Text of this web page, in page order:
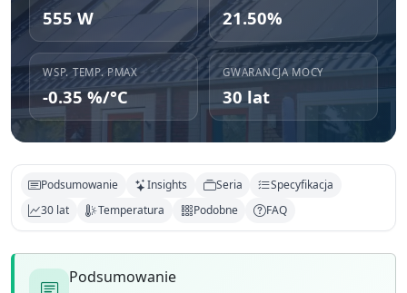
555 W 21.50%
WSP. TEMP. PMAX
-0.35 %/°C
GWARANCJA MOCY
30 lat
Podsumowanie Insights Seria
Specyfikacja
30 lat
Temperatura Podobne FAQ
Podsumowanie